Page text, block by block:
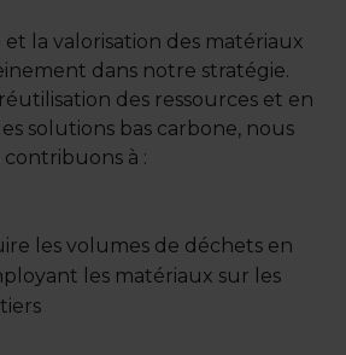
la valorisation des matériaux
dans notre stratégie.
des ressources et en
solutions bas carbone, nous
contribuons à :
les volumes de déchets en
les matériaux sur les